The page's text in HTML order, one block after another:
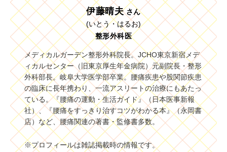
伊藤晴夫 さん
(いとう・はるお)
整形外科医
メディカルガーデン整形外科院長。JCHO東京新宿メデ
ィカルセンター（旧東京厚生年金病院）元副院長・整形
外科部長。岐阜大学医学部卒業。腰痛疾患や股関節疾患
の臨床に長年携わり、一流アスリートの治療にもあたっ
ている。『腰痛の運動・生活ガイド』（日本医事新報
社）、『腰痛をすっきり治すコツがわかる本』（永岡書
店）など、腰痛関連の著書・監修書多数。
※プロフィールは雑誌掲載時の情報です。